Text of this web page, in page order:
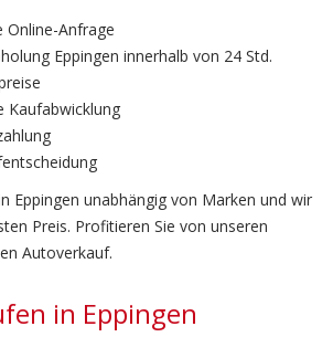
Online-Anfrage
Eppingen innerhalb von 24 Std.
Kaufabwicklung
Eppingen unabhängig von Marken und wir
Preis. Profitieren Sie von unseren
Autoverkauf.
in Eppingen